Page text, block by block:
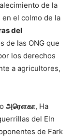
de la
el colmo de la
del
de las ONG que
los derechos
a agricultores,
அரௌகா, Ha
del Eln
de Fark